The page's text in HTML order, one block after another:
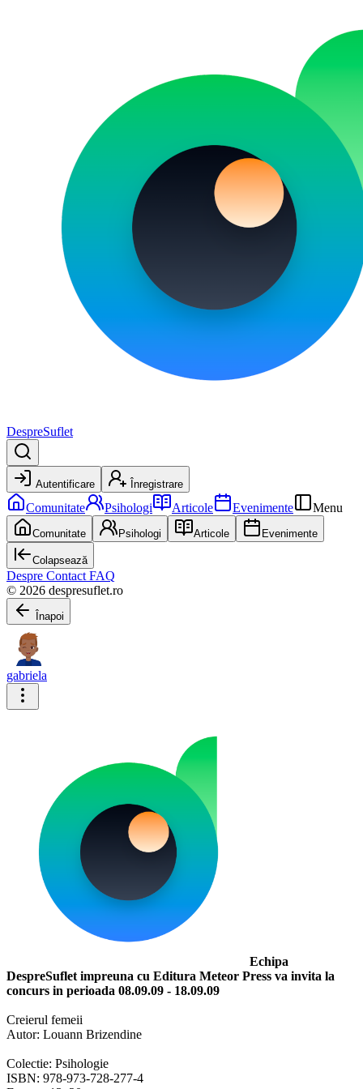
DespreSuflet
Autentificare Înregistrare
Comunitate Psihologi Articole Evenimente Menu
Comunitate Psihologi Articole Evenimente
Colapsează
Despre Contact FAQ
© 2026 despresuflet.ro
Înapoi
gabriela
Echipa
DespreSuflet impreuna cu Editura Meteor Press va invita la
concurs in perioada 08.09.09 - 18.09.09
Creierul femeii
Autor: Louann Brizendine
Colectie: Psihologie
ISBN: 978-973-728-277-4